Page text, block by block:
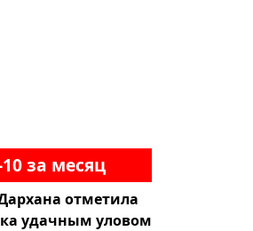
за месяц
отметила
удачным уловом